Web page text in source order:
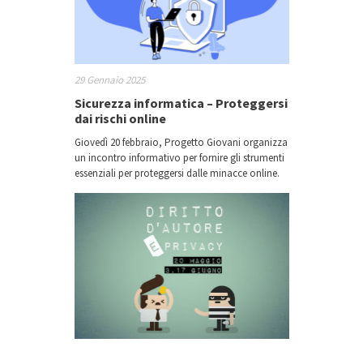
29 Gennaio 2025
Sicurezza informatica – Proteggersi
dai rischi online
Giovedì 20 febbraio, Progetto Giovani organizza
un incontro informativo per fornire gli strumenti
essenziali per proteggersi dalle minacce online.